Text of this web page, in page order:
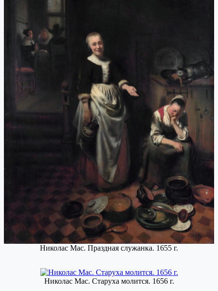
Николас Мас. Праздная служанка. 1655 г.
Николас Мас. Старуха молится. 1656 г.